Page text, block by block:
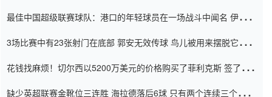
最佳中国超级联赛球队：港口的年轻球员在一场战斗中闻名 伊万放
3场比赛中有23张射门在底部 郭安无效传球 鸟儿被用来摆脱它
花钱找麻烦！切尔西以5200万美元的价格购买了菲利克斯 签了7年
缺少英超联赛金靴位三连胜 海拉德落后6球 只有两个连续三个连续